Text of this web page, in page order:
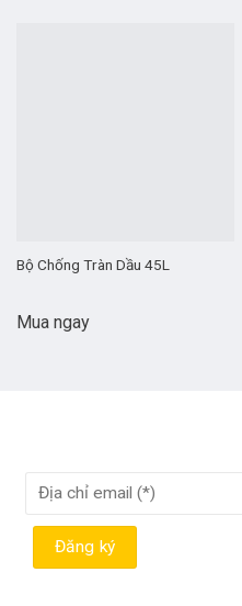
Bộ Chống Tràn Dầu 45L
Mua ngay